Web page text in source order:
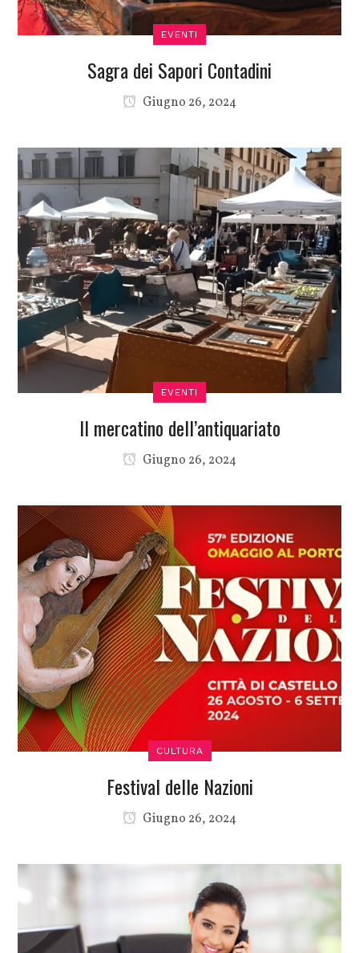
EVENTI
Sagra dei Sapori Contadini
Giugno 26, 2024
EVENTI
Il mercatino dell’antiquariato
Giugno 26, 2024
CULTURA
Festival delle Nazioni
Giugno 26, 2024